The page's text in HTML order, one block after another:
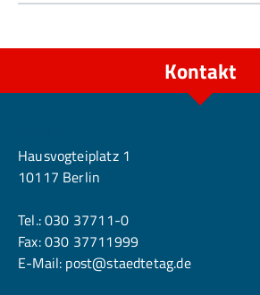
Kontakt
Hausvogteiplatz 1
10117 Berlin
Tel.:030 37711-0
Fax: 030 37711999
E-Mail: post@staedtetag.de